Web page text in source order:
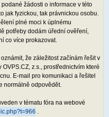
žádosti o informace v této
jak fyzickou, tak právnickou osobu.
plné moci k úplnému
potřeby dodám úřední ověření,
co více prokazovat.
že záležitost začínám řešit v
z.s., prostřednictvím které
E-mail pro komunikaci a řešitel
normálně odpovědět.
v tématu fóra na webové